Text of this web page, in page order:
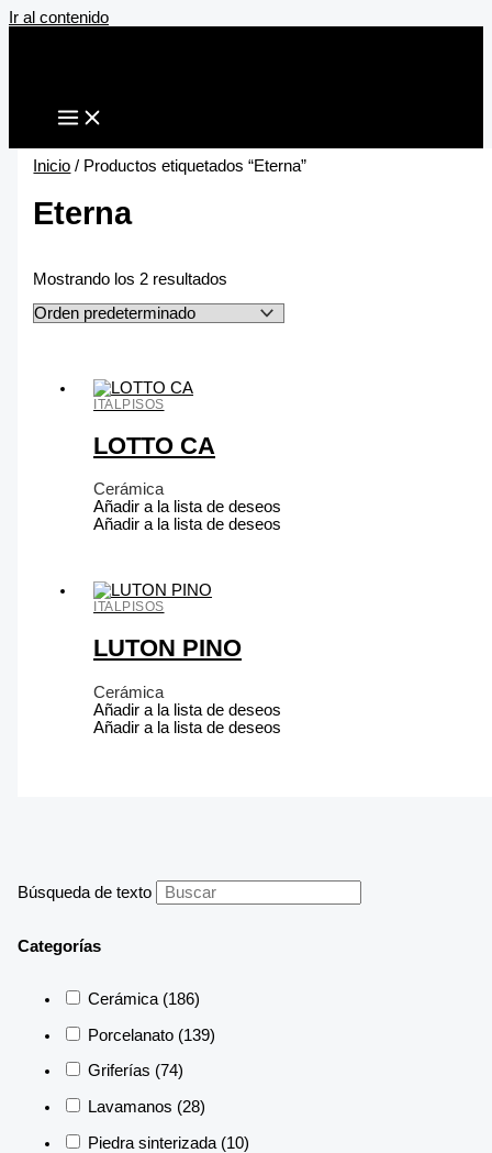
Ir al contenido
Búsqueda de texto
Categorías
Cerámica (186)
Porcelanato (139)
Griferías (74)
Lavamanos (28)
Piedra sinterizada (10)
Inicio / Productos etiquetados “Eterna”
Eterna
Mostrando los 2 resultados
ITALPISOS
LOTTO CA
Cerámica
Añadir a la lista de deseos
Añadir a la lista de deseos
ITALPISOS
LUTON PINO
Cerámica
Añadir a la lista de deseos
Añadir a la lista de deseos